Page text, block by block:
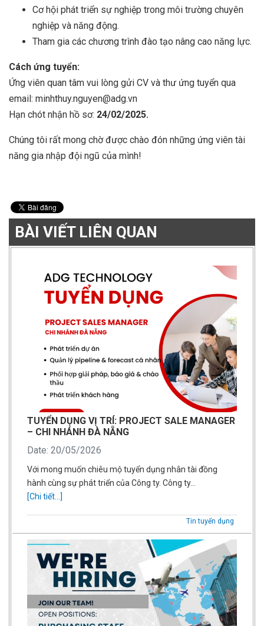
Cơ hội phát triển sự nghiệp trong môi trường chuyên
nghiệp và năng động.
Tham gia các chương trình đào tạo nâng cao năng lực.
Cách ứng tuyển:
Ứng viên quan tâm vui lòng gửi CV và thư ứng tuyển qua
email: minhthuy.nguyen@adg.vn
Hạn chót nhận hồ sơ: 24/02/2025.
Chúng tôi rất mong chờ được chào đón những ứng viên tài
năng gia nhập đội ngũ của mình!
BÀI VIẾT LIÊN QUAN
TUYỂN DỤNG VỊ TRÍ: PROJECT SALE MANAGER
– CHI NHÁNH ĐÀ NẴNG
Date: 20/05/2026
Với mong muốn chiêu mộ tuyển dụng nhân tài đồng
hành cùng sự phát triển của Công ty. Công ty…
[Chi tiết...]
Tin tuyển dụng